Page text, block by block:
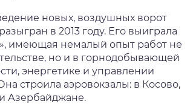
новых, воздушных ворот
в 2013 году. Его выиграла
имеющая немалый опыт работ не
но и в горнодобывающей
энергетике и управлении
строила аэровокзалы: в Косово,
Азербайджане.